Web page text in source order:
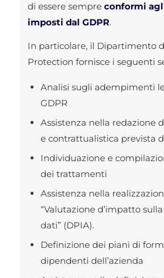
di essere sempre conformi
imposti dal GDPR.
In particolare, il Dipartimento
Protection fornisce i seguenti
Analisi sugli adempimenti
GDPR
Assistenza nella redazione
e contrattualistica prevista
Individuazione e
dei trattamenti
Assistenza nella
“Valutazione d’impatto
dati” (DPIA).
Definizione dei piani di
dipendenti dell’azienda